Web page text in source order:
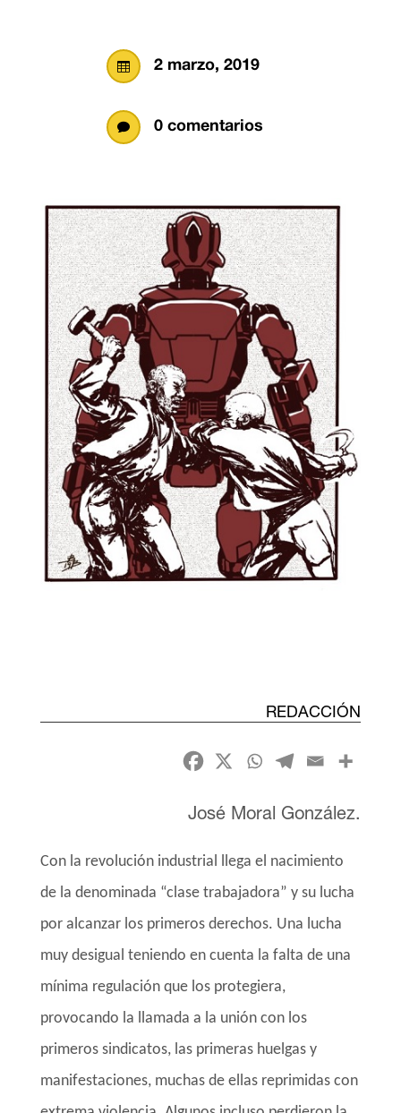
 2 marzo, 2019
 0 comentarios
REDACCIÓN
José Moral González.
Con la revolución industrial llega el nacimiento
de la denominada “clase trabajadora” y su lucha
por alcanzar los primeros derechos. Una lucha
muy desigual teniendo en cuenta la falta de una
mínima regulación que los protegiera,
provocando la llamada a la unión con los
primeros sindicatos, las primeras huelgas y
manifestaciones, muchas de ellas reprimidas con